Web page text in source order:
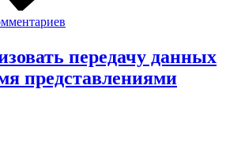
передачу данных
представлениями